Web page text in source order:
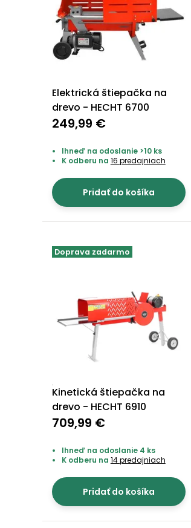
Elektrická štiepačka na
drevo - HECHT 6700
249,99 €
Ihneď na odoslanie >10 ks
K odberu na 16 predajniach
Pridať do košíka
Doprava zadarmo
Kinetická štiepačka na
drevo - HECHT 6910
709,99 €
Ihneď na odoslanie 4 ks
K odberu na 14 predajniach
Pridať do košíka